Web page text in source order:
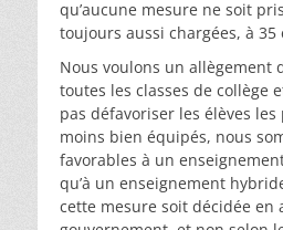
qu’aucune mesure ne soit
toujours aussi chargées, à 35
Nous voulons un allègement
toutes les classes de collège
pas défavoriser les élèves
moins bien équipés, nous
favorables à un
qu’à un enseignement
cette mesure soit décidée en